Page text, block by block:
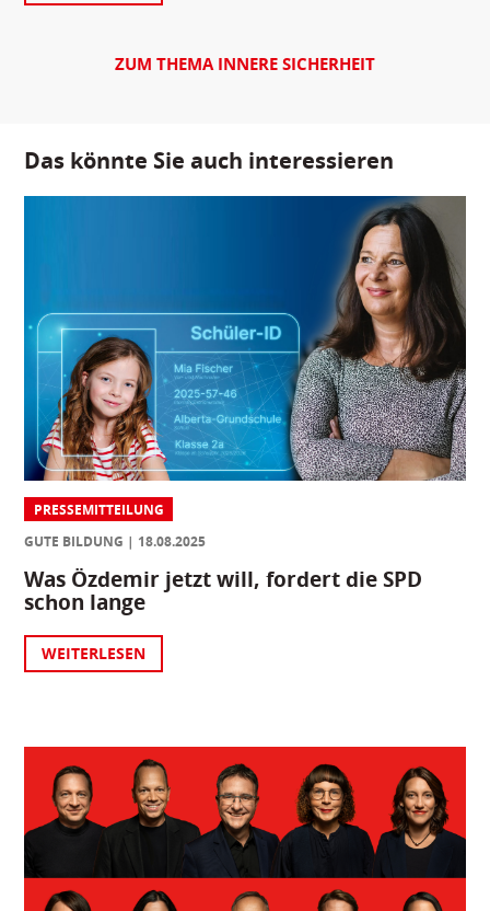
ZUM THEMA INNERE SICHERHEIT
Das könnte Sie auch interessieren
PRESSEMITTEILUNG
GUTE BILDUNG
18.08.2025
Was Özdemir jetzt will, fordert die SPD
schon lange
WEITERLESEN